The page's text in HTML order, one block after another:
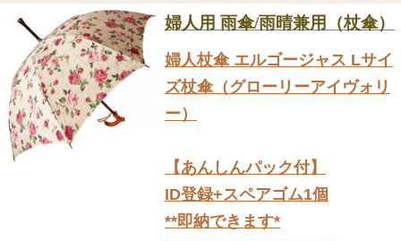
婦人用 雨傘/雨晴兼用（杖傘）
婦人杖傘 エルゴージャス Lサイ
ズ杖傘（グローリーアイヴォリ
ー）
【あんしんパック付】
ID登録+スペアゴム1個
**即納できます*